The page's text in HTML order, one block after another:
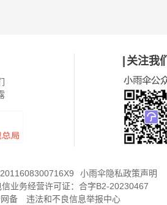
关注我们
小雨伞隐私政策声明
业务经营许可证： 合字B2-20230467
备 违法和不良信息举报中心